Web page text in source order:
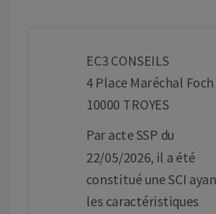
EC3 CONSEILS
4 Place Maréchal Foch
10000 TROYES
Par acte SSP du
22/05/2026, il a été
constitué une SCI
les caractéristiques